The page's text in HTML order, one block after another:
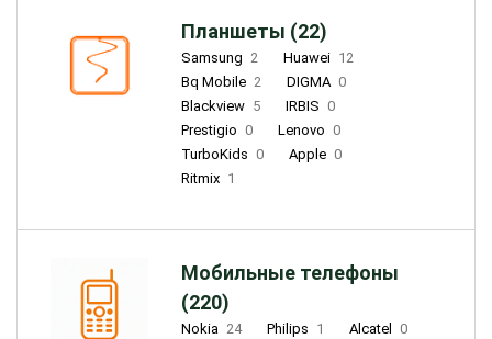
Планшеты (22)
Samsung 2 Huawei 12
Bq Mobile 2 DIGMA 0
Blackview 5 IRBIS 0
Prestigio 0 Lenovo 0
TurboKids 0 Apple 0
Ritmix 1
Мобильные телефоны
(220)
Nokia 24 Philips 1 Alcatel
0